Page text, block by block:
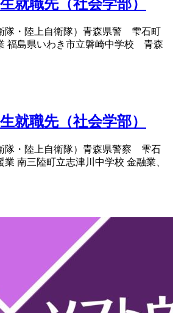
就職先（社会学部）
隊・陸上自衛隊）青森県警 雫石町
福島県いわき市立磐崎中学校 青森
就職先（社会学部）
隊・陸上自衛隊）青森県警察 雫石
南三陸町立志津川中学校 金融業、